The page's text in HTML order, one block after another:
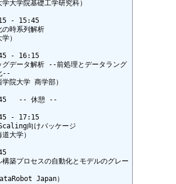
大学院基礎工学研究科）
の時系列解析
）
グデータ解析 --前処理とデータラング
--
院大学 商学部）
--
向けパッケージ
大学）
築プロセスの自動化とモデルのグレー
Japan）